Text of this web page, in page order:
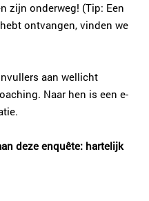
zijn onderweg! (Tip: Een
ontvangen, vinden we
aan wellicht
Naar hen is een e-
deze enquête: hartelijk